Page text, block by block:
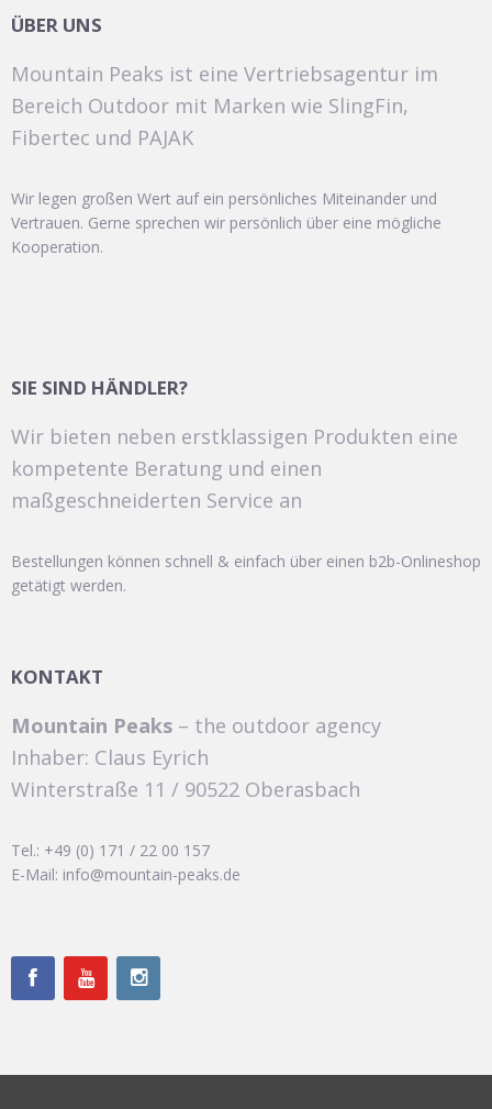
ÜBER UNS
Mountain Peaks ist eine Vertriebsagentur im
Bereich Outdoor mit Marken wie SlingFin,
Fibertec und PAJAK
Wir legen großen Wert auf ein persönliches Miteinander und
Vertrauen. Gerne sprechen wir persönlich über eine mögliche
Kooperation.
SIE SIND HÄNDLER?
Wir bieten neben erstklassigen Produkten eine
kompetente Beratung und einen
maßgeschneiderten Service an
Bestellungen können schnell & einfach über einen b2b-Onlineshop
getätigt werden.
KONTAKT
Mountain Peaks – the outdoor agency
Inhaber: Claus Eyrich
Winterstraße 11 / 90522 Oberasbach
Tel.: +49 (0) 171 / 22 00 157
E-Mail: info@mountain-peaks.de